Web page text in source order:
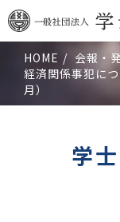
学士会概要
入会申し込み
HOME 会報・
経済関係事犯に
月）
学